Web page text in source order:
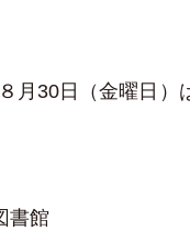
月30日（金曜日）
書館